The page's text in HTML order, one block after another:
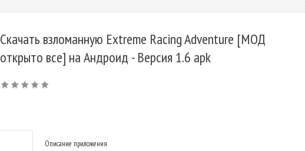
Скачать взломанную Extreme Racing Adventure [МОД
открыто все] на Андроид - Версия 1.6 apk
Описание приложения